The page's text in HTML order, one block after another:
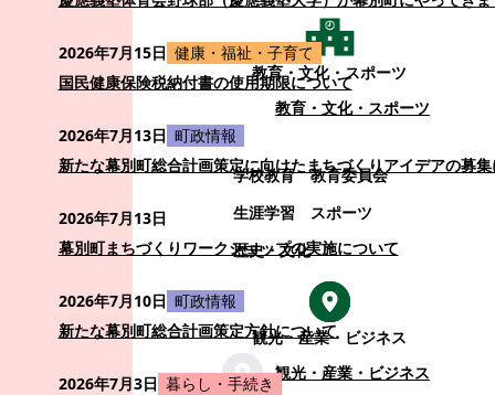
教育・文化・スポーツ
教育・文化・スポーツ
学校教育
教育委員会
生涯学習
スポーツ
歴史・文化
観光・産業・ビジネス
観光・産業・ビジネス
2026年7月15日 健康・福祉・子育て
国民健康保険税納付書の使用期限について
2026年7月13日 町政情報
新たな幕別町総合計画策定に向けたまちづくりアイデアの募
2026年7月13日
幕別町まちづくりワークショップの実施について
2026年7月10日 町政情報
新たな幕別町総合計画策定方針について
2026年7月3日 暮らし・手続き